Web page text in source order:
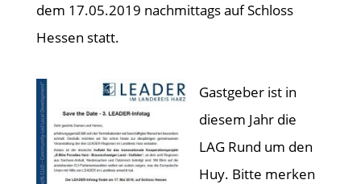
dem 17.05.2019 nachmittags auf Schloss
Hessen statt.
Gastgeber ist in
diesem Jahr die
LAG Rund um den
Huy. Bitte merken